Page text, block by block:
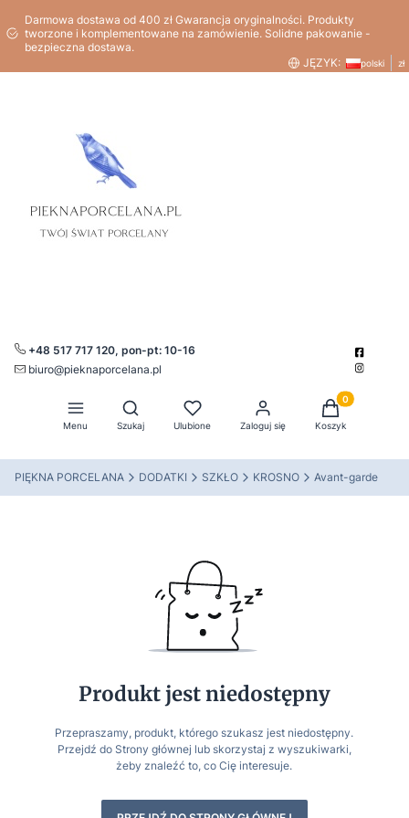
Darmowa dostawa od 400 zł Gwarancja oryginalności. Produkty
tworzone i komplementowane na zamówienie. Solidne pakowanie -
bezpieczna dostawa.
JĘZYK:
polski zł
+48 517 717 120, pon-pt: 10-16
biuro@pieknaporcelana.pl
Menu
Otwórz wyszukiwarkę
Szukaj Ulubione Zaloguj się
Produkty w
Koszyk
PIĘKNA PORCELANA DODATKI SZKŁO KROSNO Avant-garde
Produkt jest niedostępny
Przepraszamy, produkt, którego szukasz jest niedostępny.
Przejdź do Strony głównej lub skorzystaj z wyszukiwarki,
żeby znaleźć to, co Cię interesuje.